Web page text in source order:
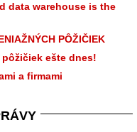
data warehouse is the
PÔŽIČIEK
ešte dnes!
a firmami